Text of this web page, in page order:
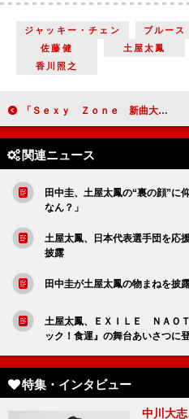
ジャッキー・チェン ブルース
佐藤健
土屋太鳳
香川照之
「Ｓｅｘｙ Ｚｏｎｅ 新曲大発表会 ｉｎ 代々木」囲み取材詳報 中島健人「今年の夏は、男を極めていきたい」
関連ニュース
田中圭、土屋太鳳の“裏の顔”
なん？」
土屋太鳳、日本代表選手団を
披露
田中圭が土屋太鳳の物まねを披
土屋太鳳、ＥＸＩＬＥ ＮＡＯ
ック！食運』の舞台あいさつに
特集・インタビュー
中川大